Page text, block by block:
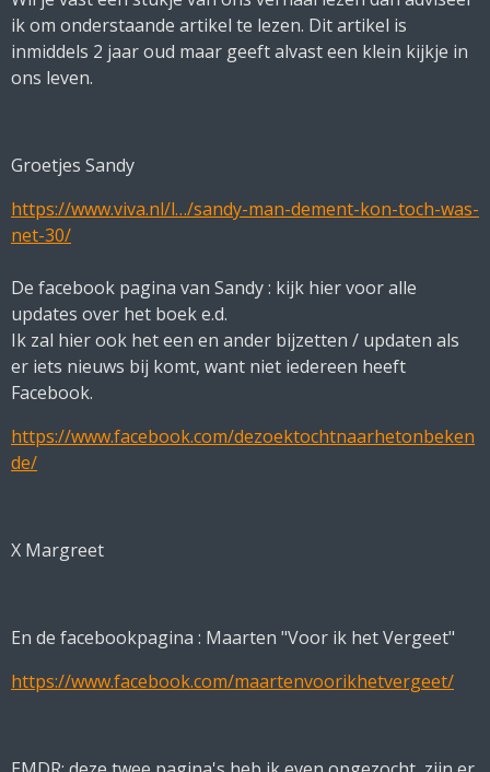
ik om onderstaande artikel te lezen. Dit artikel is
inmiddels 2 jaar oud maar geeft alvast een klein kijkje in
ons leven.
Groetjes Sandy
https://www.viva.nl/l…/sandy-man-dement-kon-toch-was-
net-30/
De facebook pagina van Sandy : kijk hier voor alle
updates over het boek e.d.
Ik zal hier ook het een en ander bijzetten / updaten als
er iets nieuws bij komt, want niet iedereen heeft
Facebook.
https://www.facebook.com/dezoektochtnaarhetonbeken
de/
X Margreet
En de facebookpagina : Maarten "Voor ik het Vergeet"
https://www.facebook.com/maartenvoorikhetvergeet/